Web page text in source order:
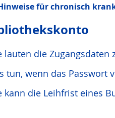
für chronisch
lauten die Zugangsdaten
tun, wenn das Passwort
kann die Leihfrist eines